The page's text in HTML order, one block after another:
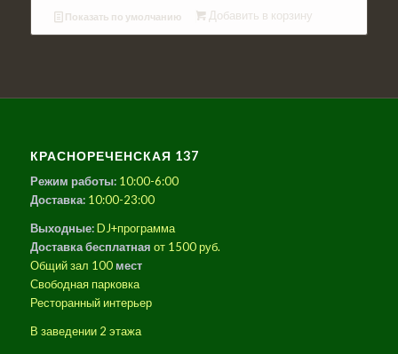
Добавить в корзину
Показать по умолчанию
КРАСНОРЕЧЕНСКАЯ 137
Режим работы:10:00-6:00
Доставка:10:00-23:00
Выходные:DJ+программа
Доставка бесплатная от 1500 руб.
Общий зал 100мест
Свободная парковка
Ресторанный интерьер
В заведении 2 этажа